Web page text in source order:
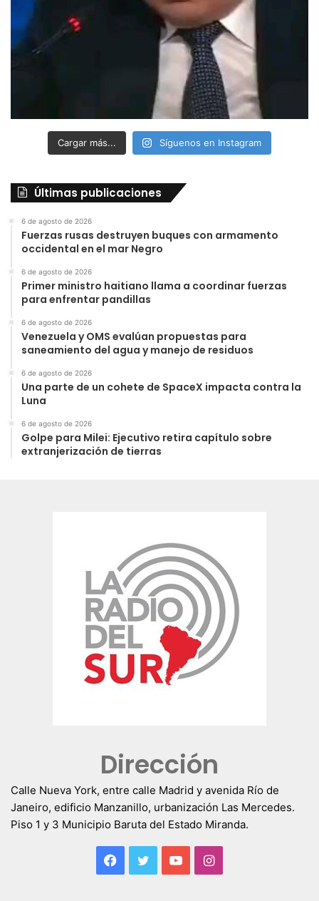
Cargar más... Síguenos en Instagram
Últimas publicaciones
6 de agosto de 2026
Fuerzas rusas destruyen buques con armamento
occidental en el mar Negro
6 de agosto de 2026
Primer ministro haitiano llama a coordinar fuerzas
para enfrentar pandillas
6 de agosto de 2026
Venezuela y OMS evalúan propuestas para
saneamiento del agua y manejo de residuos
6 de agosto de 2026
Una parte de un cohete de SpaceX impacta contra la
Luna
6 de agosto de 2026
Golpe para Milei: Ejecutivo retira capítulo sobre
extranjerización de tierras
Dirección
Calle Nueva York, entre calle Madrid y avenida Río de
Janeiro, edificio Manzanillo, urbanización Las Mercedes.
Piso 1 y 3 Municipio Baruta del Estado Miranda.
Facebook
TwitterYouTubeInstagram